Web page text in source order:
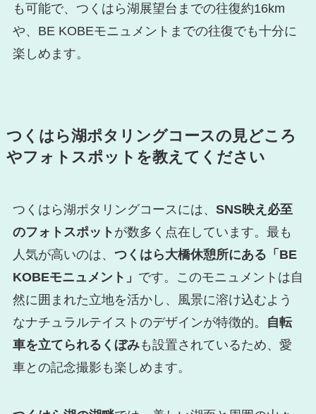
も可能で、つくはら湖展望台までの往復約16km
や、BE KOBEモニュメントまでの往復でも十分に
楽しめます。
つくはら湖ポタリングコースの見どころ
やフォトスポットを教えてください
つくはら湖ポタリングコースには、 SNS映え必至
のフォトスポット が数多く点在しています。最も
人気が高いのは、 つくはら大橋休憩所にある「BE
KOBEモニュメント」 です。このモニュメントは自
然に囲まれた立地を活かし、風景に溶け込むよう
なナチュラルテイストのデザインが特徴的。
自転
車を立てられるくぼみも設置されているため、愛
車との記念撮影も楽しめます。